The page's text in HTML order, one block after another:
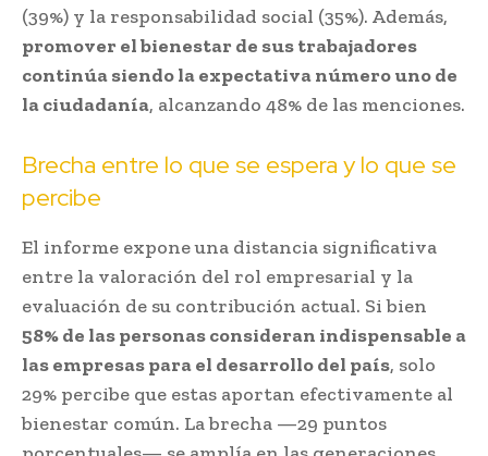
(39%) y la responsabilidad social (35%). Además,
promover el bienestar de sus trabajadores
continúa siendo la expectativa número uno de
la ciudadanía, alcanzando 48% de las menciones.
Brecha entre lo que se espera y lo que se
percibe
El informe expone una distancia significativa
entre la valoración del rol empresarial y la
evaluación de su contribución actual. Si bien
58% de las personas consideran indispensable a
las empresas para el desarrollo del país, solo
29% percibe que estas aportan efectivamente al
bienestar común. La brecha —29 puntos